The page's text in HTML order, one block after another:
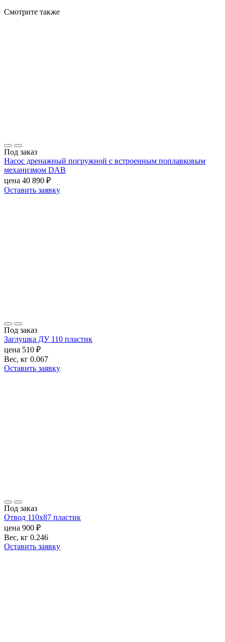
Смотрите также
Под заказ
Насос дренажный погружной с встроенным поплавковым
механизмом DAB
цена 40 890 ₽
Оставить заявку
Под заказ
Заглушка ДУ 110 пластик
цена 510 ₽
Вес, кг 0.067
Оставить заявку
Под заказ
Отвод 110х87 пластик
цена 900 ₽
Вес, кг 0.246
Оставить заявку